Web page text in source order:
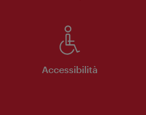
Accessibilità